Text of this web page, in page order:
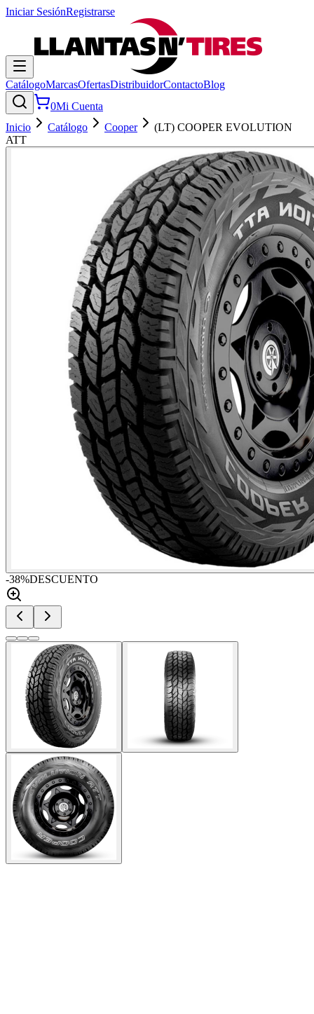
Iniciar SesiónRegistrarse
CatálogoMarcasOfertasDistribuidorContactoBlog
0Mi Cuenta
Inicio
Catálogo Cooper
(LT) COOPER EVOLUTION
ATT
-38%DESCUENTO